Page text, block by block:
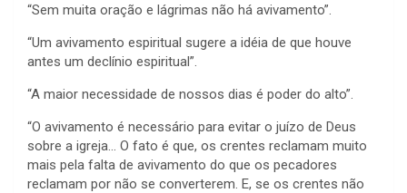
“Sem muita oração e lágrimas não há avivamento”.
“Um avivamento espiritual sugere a idéia de que houve
antes um declínio espiritual”.
“A maior necessidade de nossos dias é poder do alto”.
“O avivamento é necessário para evitar o juízo de Deus
sobre a igreja… O fato é que, os crentes reclamam muito
mais pela falta de avivamento do que os pecadores
reclamam por não se converterem. E, se os crentes não